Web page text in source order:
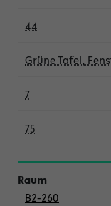
44
Grüne Tafel,
7
75
B2-260